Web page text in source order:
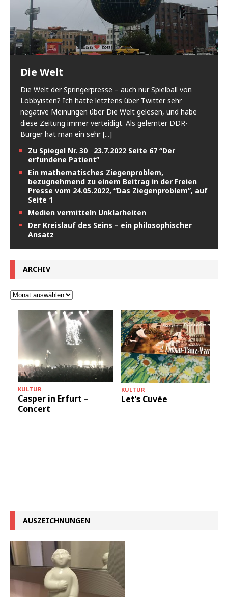
Die Welt
Die Welt der Springerpresse – auch nur Spielball von
Lobbyisten? Ich hatte letztens über Twitter sehr
negative Meinungen über Die Welt gelesen, und habe
diese Zeitung immer verteidigt. Als gelernter DDR-
Bürger hat man ein sehr[...]
Zu Spiegel Nr. 30 23.7.2022 Seite 67 “Der
erfundene Patient”
Ein mathematisches Ziegenproblem,
bezugnehmend zu einem Beitrag in der Freien
Presse vom 24.05.2022, “Das Ziegenproblem”, auf
Seite 1
Medien vermitteln Unklarheiten
Der Kreislauf des Seins – ein philosophischer
Ansatz
ARCHIV
KULTUR
Casper in Erfurt –
Concert
KULTUR
Let’s Cuvée
AUSZEICHNUNGEN